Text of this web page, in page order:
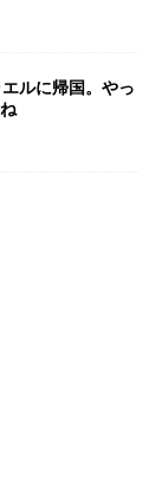
ルに帰国。やっ